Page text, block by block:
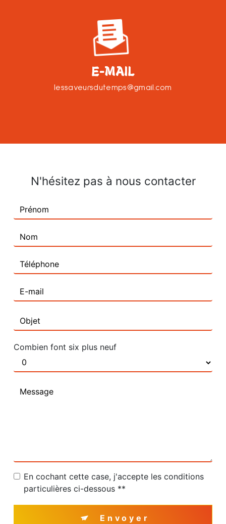
E-MAIL
lessaveursdutemps@gmail.com
N'hésitez pas à nous contacter
Combien font six plus neuf
En cochant cette case, j'accepte les conditions
particulières ci-dessous **
Envoyer